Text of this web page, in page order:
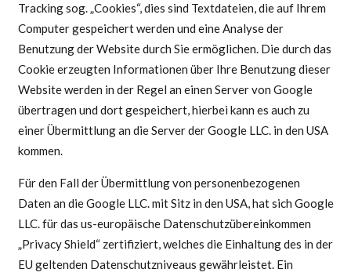
Tracking sog. „Cookies“, dies sind Textdateien, die auf Ihrem
Computer gespeichert werden und eine Analyse der
Benutzung der Website durch Sie ermöglichen. Die durch das
Cookie erzeugten Informationen über Ihre Benutzung dieser
Website werden in der Regel an einen Server von Google
übertragen und dort gespeichert, hierbei kann es auch zu
einer Übermittlung an die Server der Google LLC. in den USA
kommen.
Für den Fall der Übermittlung von personenbezogenen
Daten an die Google LLC. mit Sitz in den USA, hat sich Google
LLC. für das us-europäische Datenschutzübereinkommen
„Privacy Shield“ zertifiziert, welches die Einhaltung des in der
EU geltenden Datenschutzniveaus gewährleistet. Ein